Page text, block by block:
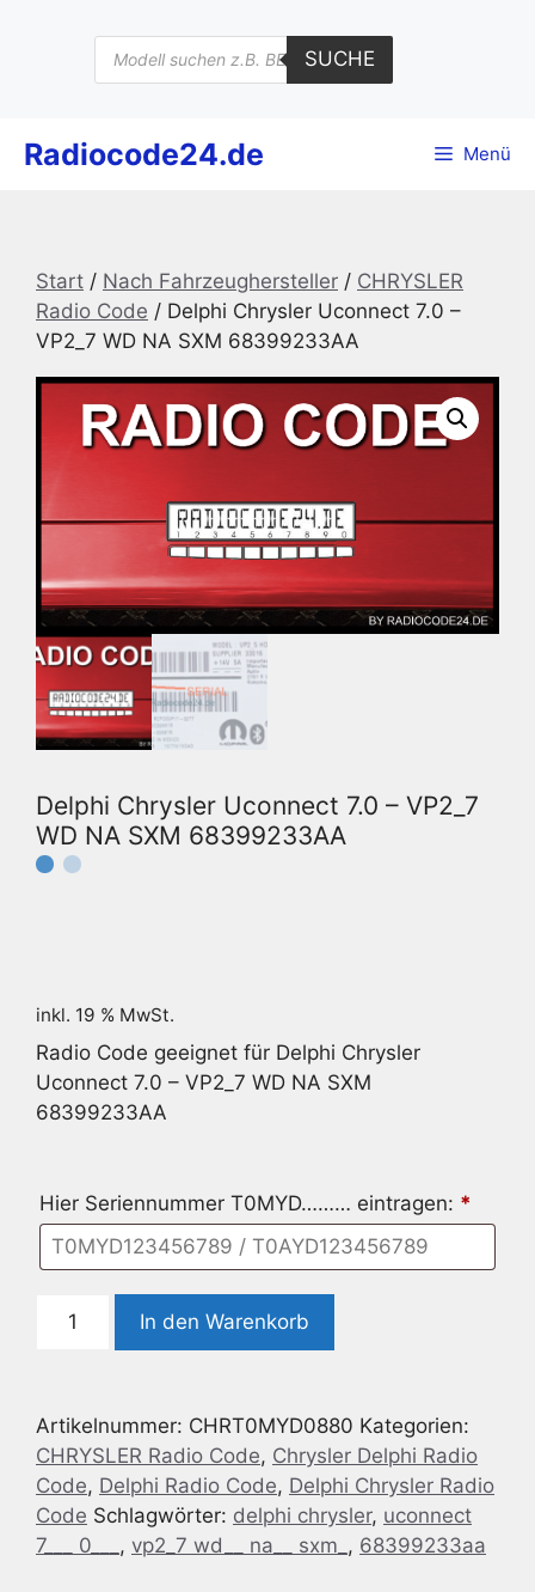
Products
search
SUCHE
Radiocode24.de Menü
Start / Nach Fahrzeughersteller / CHRYSLER
Radio Code / Delphi Chrysler Uconnect 7.0 –
VP2_7 WD NA SXM 68399233AA
Delphi Chrysler Uconnect 7.0 – VP2_7
WD NA SXM 68399233AA
inkl. 19 % MwSt.
Radio Code geeignet für Delphi Chrysler
Uconnect 7.0 – VP2_7 WD NA SXM
68399233AA
Hier Seriennummer T0MYD……… eintragen: *
Chrysler
-
VP2_7
WD
NA
SXM
In den Warenkorb
Artikelnummer: CHRT0MYD0880 Kategorien:
CHRYSLER Radio Code, Chrysler Delphi Radio
Code, Delphi Radio Code, Delphi Chrysler Radio
Code Schlagwörter: delphi chrysler, uconnect
7___ 0___ , vp2_7 wd__ na__ sxm_ , 68399233aa